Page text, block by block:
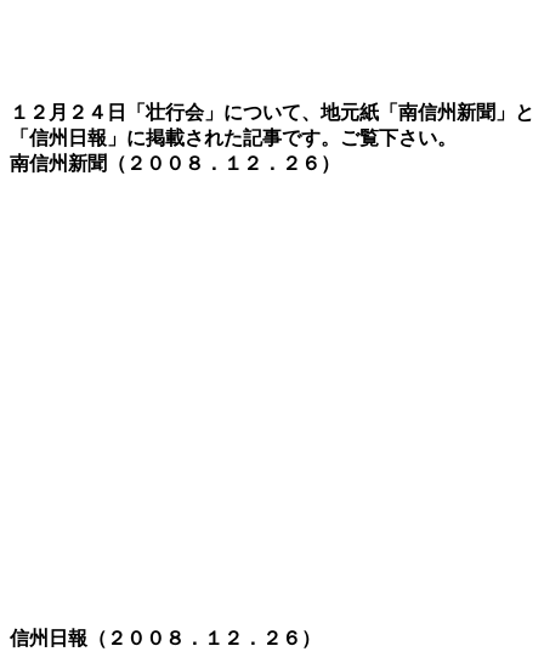
１２月２４日「壮行会」について、地元紙「南信州新聞」と
「信州日報」に掲載された記事です。ご覧下さい。
南信州新聞（２００８．１２．２６）
信州日報（２００８．１２．２６）